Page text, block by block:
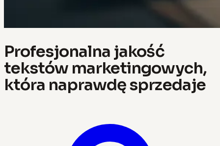
Profesjonalna jakość
tekstów marketingowych,
która naprawdę sprzedaje